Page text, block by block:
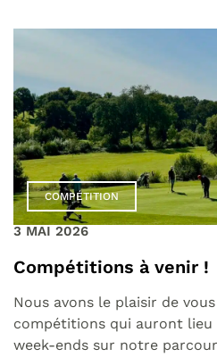
COMPÉTITION
3 MAI 2026
Compétitions à venir !
Nous avons le plaisir de
compétitions qui auront lieu
week-ends sur notre